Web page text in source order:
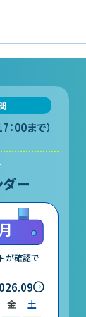
00まで）
ー
が確認で
金
土